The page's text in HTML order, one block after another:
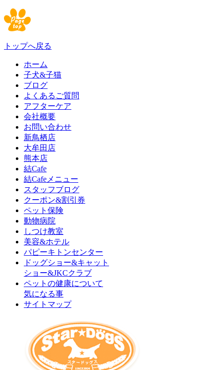
トップへ戻る
ホーム
子犬&子猫
ブログ
よくあるご質問
アフターケア
会社概要
お問い合わせ
新鳥栖店
大牟田店
熊本店
結Cafe
結Cafeメニュー
スタッフブログ
クーポン&割引券
ペット保険
動物病院
しつけ教室
美容&ホテル
パピーキトンセンター
ドッグショー&キャット
ショー&JKCクラブ
ペットの健康について
気になる事
サイトマップ